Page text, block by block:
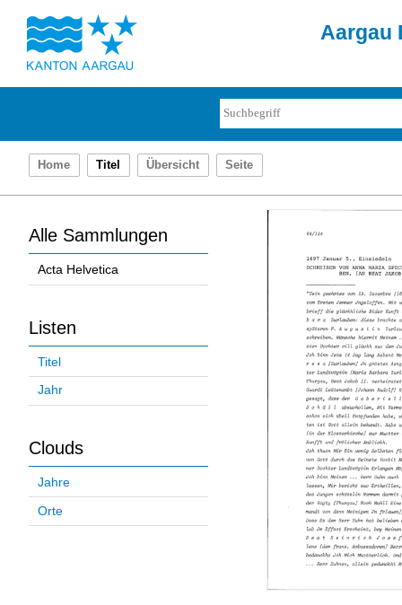
Aargau
Home Titel Übersicht Seite
Alle Sammlungen
Acta Helvetica
Listen
Titel
Jahr
Clouds
Jahre
Orte